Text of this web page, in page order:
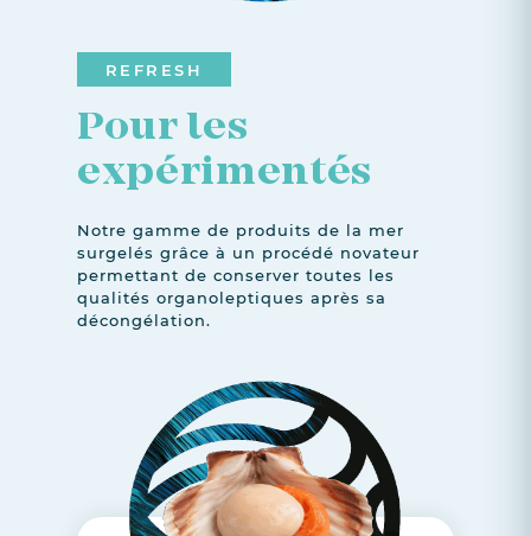
REFRESH
Pour les
expérimentés
Notre gamme de produits de la mer
surgelés grâce à un procédé novateur
permettant de conserver toutes les
qualités organoleptiques après sa
décongélation.